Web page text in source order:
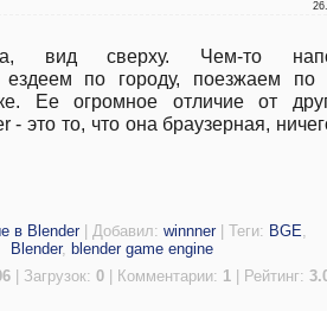
вид сверху. Чем-то
ездеем по городу, поезжаем по
Ее огромное отличие от
это то, что она браузерная,
в Blender| Добавил: winnner| Теги: BGE,
Blender, blender game engine
| Загрузок: 0| Комментарии: 1| Рейтинг: